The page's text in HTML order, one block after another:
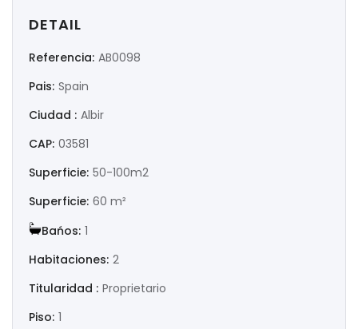
|-Huelva
|-La Coruña
|-León
DETAIL
Referencia: AB0098
Pais: Spain
Ciudad : Albir
CAP: 03581
Superficie: 50-100m2
Superficie: 60 m²
Bańos: 1
Habitaciones: 2
Titularidad : Proprietario
Piso: 1